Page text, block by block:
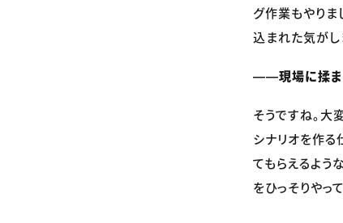
グ作業もやりま
込まれた気がし
――現場に揉ま
そうですね。大
シナリオを作る
てもらえるよう
をひっそりやっ